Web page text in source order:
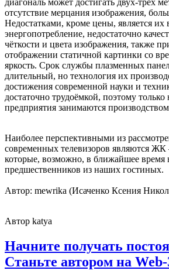
диагональ может достигать двух-трёх
отсутствие мерцания изображения,
Недостатками, кроме цены, является их
энергопотребление, недостаточно
чёткости и цвета изображения, также
отображении статичной картинки со
яркость. Срок службы плазменных
длительный, но технология их
достижения современной науки и
достаточно трудоёмкой, поэтому
предприятия занимаются
Наиболее перспективными из
современных телевизоров являются ЖК
которые, возможно, в ближайшее время
предшественников из наших гостиных.
Автор: mewrika (Исаченко Ксения
Автор katya
Начните получать
Станьте автором на